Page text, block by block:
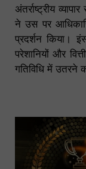
अंतर्राष्ट्रीय
ने उस पर
प्रदर्शन किया।
परेशानियों और
गतिविधि में उतरने